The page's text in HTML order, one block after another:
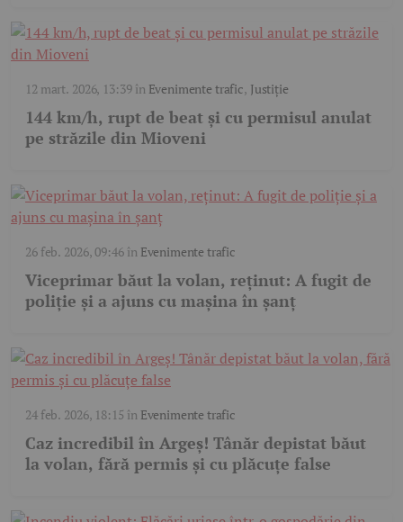
12 mart. 2026, 13:39în Evenimente trafic, Justiție
144 km/h, rupt de beat și cu permisul anulat
pe străzile din Mioveni
26 feb. 2026, 09:46în Evenimente trafic
Viceprimar băut la volan, reținut: A fugit de
poliție și a ajuns cu mașina în șanț
24 feb. 2026, 18:15 în Evenimente trafic
Caz incredibil în Argeș! Tânăr depistat băut
la volan, fără permis și cu plăcuțe false